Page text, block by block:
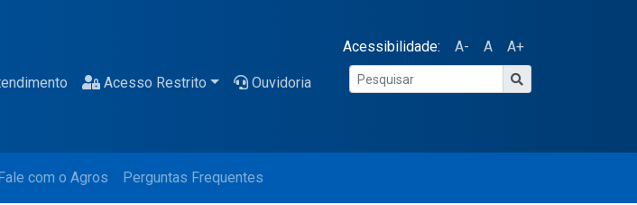
Acessibilidade: A- A A+
Acesso Restrito Ouvidoria
com o Agros Perguntas Frequentes